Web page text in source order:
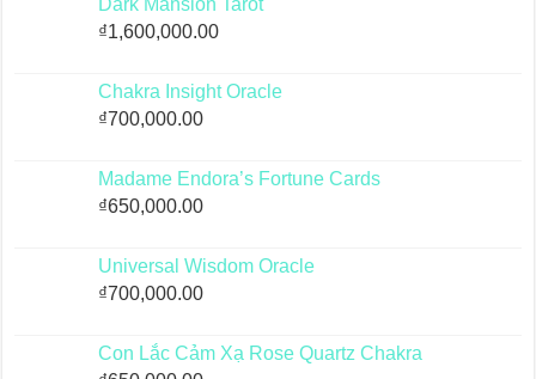
Dark Mansion Tarot
₫1,600,000.00
Chakra Insight Oracle
₫700,000.00
Madame Endora’s Fortune Cards
₫650,000.00
Universal Wisdom Oracle
₫700,000.00
Con Lắc Cảm Xạ Rose Quartz Chakra